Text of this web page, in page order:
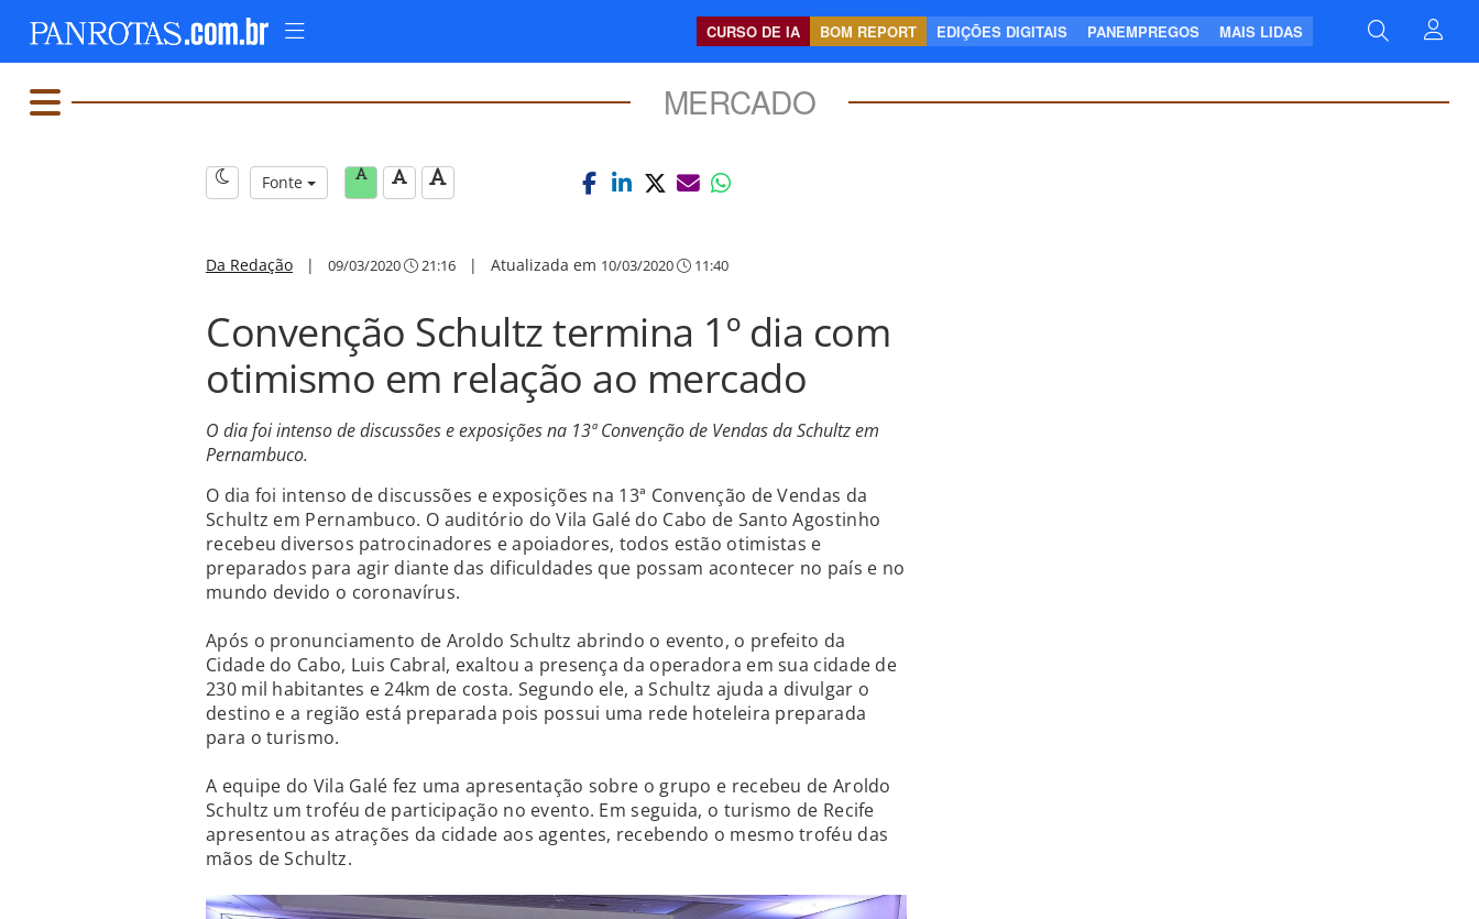
CURSO DE IA BOM REPORT EDIÇÕES DIGITAIS PANEMPREGOS MAIS LIDAS
MERCADO
Fonte
Da Redação | 09/03/2020 21:16 | Atualizada em 10/03/2020 11:40
Convenção Schultz termina 1º dia com
otimismo em relação ao mercado
O dia foi intenso de discussões e exposições na 13ª Convenção de Vendas da Schultz em
Pernambuco.
O dia foi intenso de discussões e exposições na 13ª Convenção de Vendas da
Schultz em Pernambuco. O auditório do Vila Galé do Cabo de Santo Agostinho
recebeu diversos patrocinadores e apoiadores, todos estão otimistas e
preparados para agir diante das dificuldades que possam acontecer no país e no
mundo devido o coronavírus.
Após o pronunciamento de Aroldo Schultz abrindo o evento, o prefeito da
Cidade do Cabo, Luis Cabral, exaltou a presença da operadora em sua cidade de
230 mil habitantes e 24km de costa. Segundo ele, a Schultz ajuda a divulgar o
destino e a região está preparada pois possui uma rede hoteleira preparada
para o turismo.
A equipe do Vila Galé fez uma apresentação sobre o grupo e recebeu de Aroldo
Schultz um troféu de participação no evento. Em seguida, o turismo de Recife
apresentou as atrações da cidade aos agentes, recebendo o mesmo troféu das
mãos de Schultz.